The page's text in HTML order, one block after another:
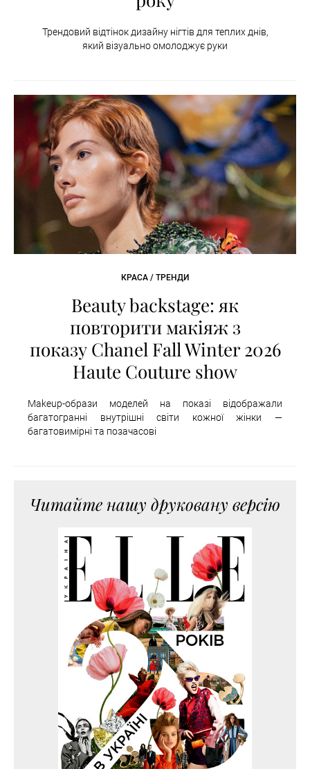
Трендовий відтінок дизайну нігтів для теплих днів,
який візуально омолоджує руки
КРАСА / ТРЕНДИ
Beauty backstage: як
повторити макіяж з
показу Chanel Fall Winter 2026
Haute Couture show
Makeup-образи моделей на показі відображали
багатогранні внутрішні світи кожної жінки —
багатовимірні та позачасові
Читайте нашу друковану версію